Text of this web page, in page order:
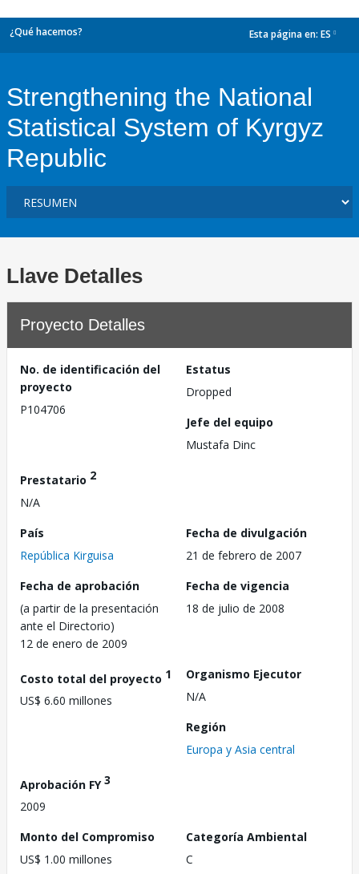
¿Qué hacemos? Esta página en: ES
Strengthening the National
Statistical System of Kyrgyz
Republic
Llave Detalles
Proyecto Detalles
No. de identificación del
proyecto
P104706
Estatus
Dropped
Jefe del equipo
Mustafa Dinc
Prestatario 2
N/A
País
República Kirguisa
Fecha de divulgación
21 de febrero de 2007
Fecha de aprobación
(a partir de la presentación
ante el Directorio)
12 de enero de 2009
Fecha de vigencia
18 de julio de 2008
Costo total del proyecto 1
US$ 6.60 millones
Organismo Ejecutor
N/A
Región
Europa y Asia central
Aprobación FY3
2009
Monto del Compromiso
US$ 1.00 millones
Categoría Ambiental
C